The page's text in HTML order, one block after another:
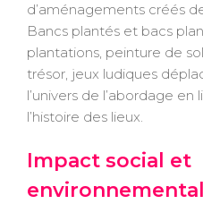
d’aménagements créés
Bancs plantés et bacs
plantations, peinture de
trésor, jeux ludiques
l’univers de l’abordage
l’histoire des lieux.
Impact social et
environnemental